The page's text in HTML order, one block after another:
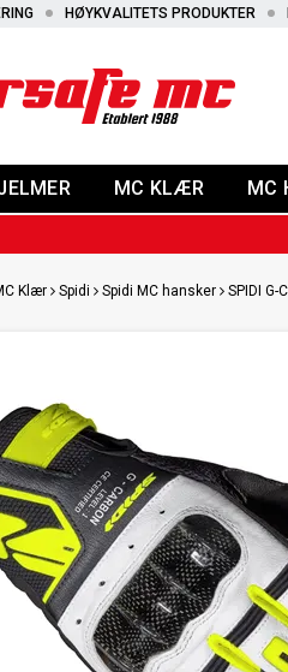
HØYKVALITETS PRODUKTER
MC KLÆR MC
Klær Spidi Spidi MC hansker SPIDI G-